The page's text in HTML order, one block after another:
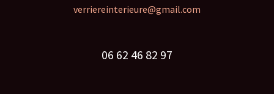
verriereinterieure@gmail.com
06 62 46 82 97